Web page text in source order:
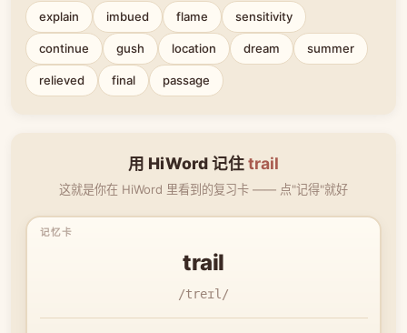
explain imbued flame sensitivity
continue gush location dream summer
relieved final passage
用 HiWord 记住trail
这就是你在 HiWord 里看到的复习卡 —— 点"记得"就好
trail
/treɪl/